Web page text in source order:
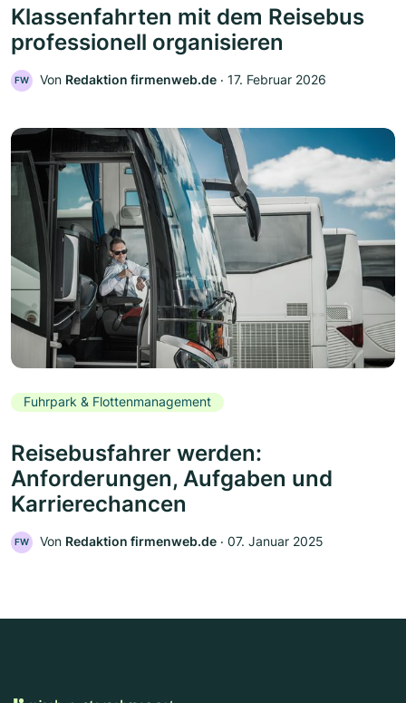
Klassenfahrten mit dem Reisebus
professionell organisieren
FW Von Redaktion firmenweb.de ‧ 17. Februar 2026
Fuhrpark & Flottenmanagement
Reisebusfahrer werden:
Anforderungen, Aufgaben und
Karrierechancen
FW Von Redaktion firmenweb.de ‧ 07. Januar 2025